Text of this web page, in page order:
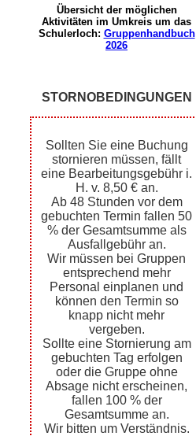
Übersicht der möglichen
Aktivitäten im Umkreis um das
Schulerloch: Gruppenhandbuch
2026
STORNOBEDINGUNGEN
Sollten Sie eine Buchung
stornieren müssen, fällt
eine Bearbeitungsgebühr i.
H. v. 8,50 € an.
Ab 48 Stunden vor dem
gebuchten Termin fallen 50
% der Gesamtsumme als
Ausfallgebühr an.
Wir müssen bei Gruppen
entsprechend mehr
Personal einplanen und
können den Termin so
knapp nicht mehr
vergeben.
Sollte eine Stornierung am
gebuchten Tag erfolgen
oder die Gruppe ohne
Absage nicht erscheinen,
fallen 100 % der
Gesamtsumme an.
Wir bitten um Verständnis.